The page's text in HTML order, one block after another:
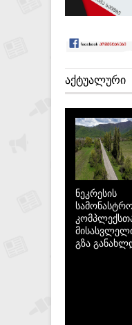
ᲐᲥᲢᲣᲐᲚᲣᲠᲘ
ნეკრესის
გზა